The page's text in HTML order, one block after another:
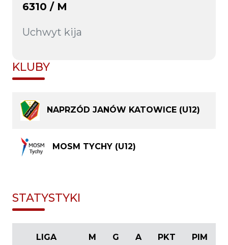
6310 / M
Uchwyt kija
KLUBY
NAPRZÓD JANÓW KATOWICE (U12)
MOSM TYCHY (U12)
STATYSTYKI
LIGA M G A PKT PIM